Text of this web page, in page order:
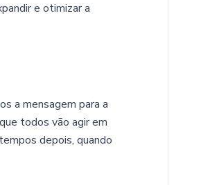
e otimizar a
a mensagem para a
todos vão agir em
depois, quando